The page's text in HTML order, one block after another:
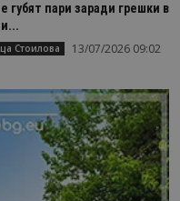
губят пари заради грешки в
Стоилова 13/07/2026 09:02